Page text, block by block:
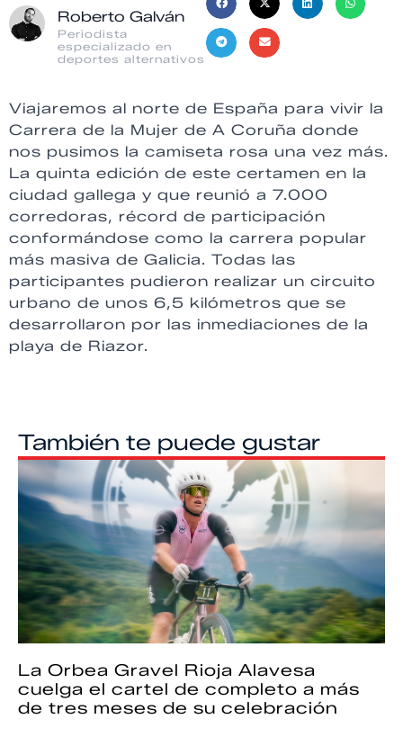
Roberto Galván
Periodista
especializado en
deportes alternativos
Viajaremos al norte de España para vivir la
Carrera de la Mujer de A Coruña donde
nos pusimos la camiseta rosa una vez más.
La quinta edición de este certamen en la
ciudad gallega y que reunió a 7.000
corredoras, récord de participación
conformándose como la carrera popular
más masiva de Galicia. Todas las
participantes pudieron realizar un circuito
urbano de unos 6,5 kilómetros que se
desarrollaron por las inmediaciones de la
playa de Riazor.
También te puede gustar
La Orbea Gravel Rioja Alavesa
cuelga el cartel de completo a más
de tres meses de su celebración